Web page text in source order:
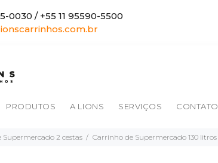
0030 / +55 11 95590-5500
PRODUTOS A LIONS SERVIÇOS CONTATO
Supermercado 2 cestas Carrinho de Supermercado 130 litros